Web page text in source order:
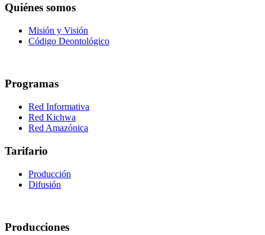
Quiénes somos
Misión y Visión
Código Deontológico
Programas
Red Informativa
Red Kichwa
Red Amazónica
Tarifario
Producción
Difusión
Producciones